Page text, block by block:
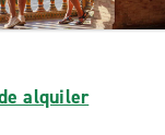
alquiler